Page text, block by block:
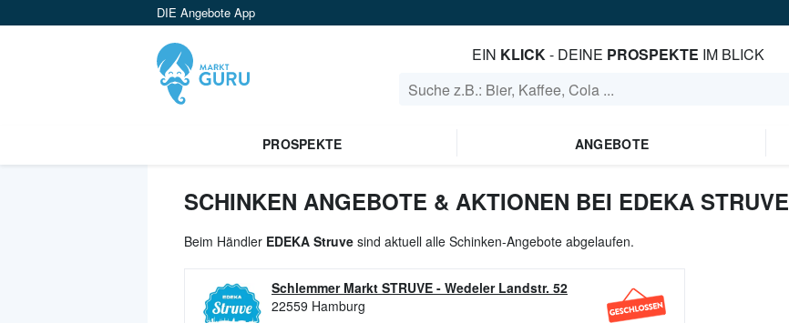
DIE Angebote App
EIN KLICK- DEINE PROSPEKTE IM BLICK
PROSPEKTE ANGEBOTE
SCHINKEN ANGEBOTE & AKTIONEN BEI EDEKA STRUVE
Beim Händler EDEKA Struve sind aktuell alle Schinken-Angebote abgelaufen.
Schlemmer Markt STRUVE - Wedeler Landstr. 52
22559 Hamburg